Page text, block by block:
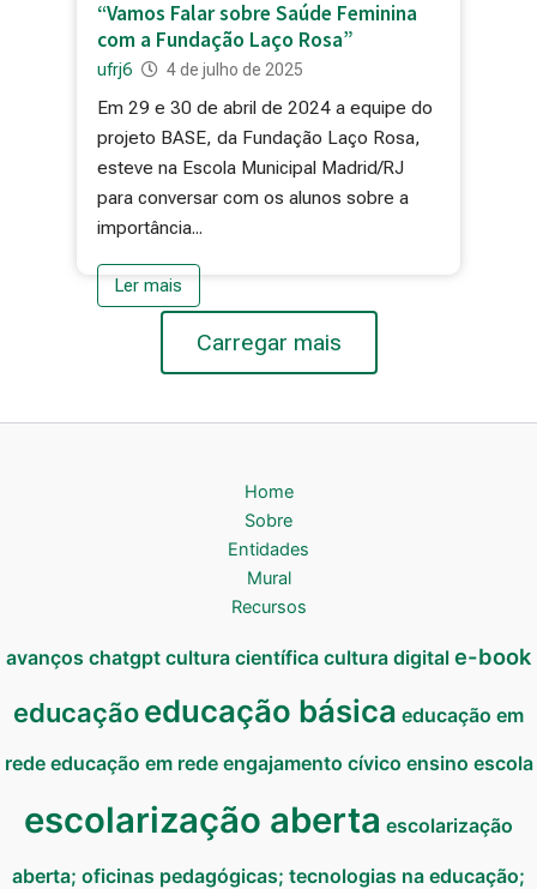
“Vamos Falar sobre Saúde Feminina
com a Fundação Laço Rosa”
ufrj6 4 de julho de 2025
Em 29 e 30 de abril de 2024 a equipe do
projeto BASE, da Fundação Laço Rosa,
esteve na Escola Municipal Madrid/RJ
para conversar com os alunos sobre a
importância...
Ler mais
Carregar mais
Home
Sobre
Entidades
Mural
Recursos
avanços chatgpt cultura científica cultura digital e-book
educaçãoeducação básica educação em
rede educação em rede engajamento cívico ensino escola
escolarização aberta escolarização
aberta; oficinas pedagógicas; tecnologias na educação;